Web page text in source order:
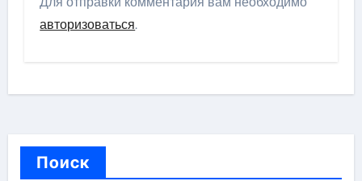
авторизоваться.
Поиск